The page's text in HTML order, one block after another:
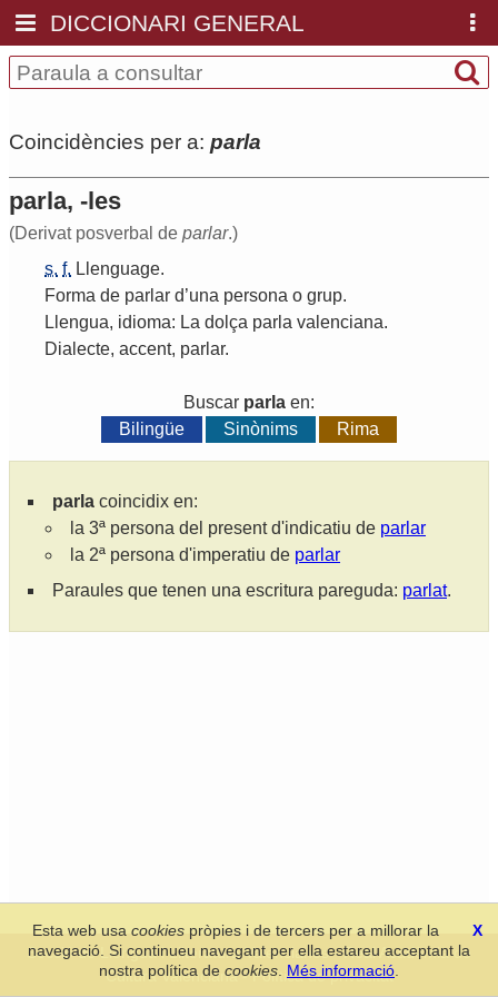
DICCIONARI GENERAL
Coincidències per a: parla
parla, -les
(Derivat posverbal de parlar.)
s. f. Llenguage.
Forma de parlar d’una persona o grup.
Llengua, idioma: La dolça parla valenciana.
Dialecte, accent, parlar.
Buscar parla en:
Bilingüe
Sinònims Rima
parla coincidix en:
la 3ª persona del present d'indicatiu de parlar
la 2ª persona d'imperatiu de parlar
Paraules que tenen una escritura pareguda: parlat.
Secció de Llengua i Lliteratura Valencianes-Real Acadèmia de
Cultura Valenciana-Política de privacitat
X
Esta web usacookies pròpies i de tercers per a millorar la
navegació. Si continueu navegant per ella estareu acceptant la
nostra política de cookies Més informació